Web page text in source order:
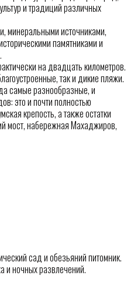
и традиций различных
минеральными источниками,
памятниками и
на двадцать километров.
так и дикие пляжи.
самые разнообразные, и
это и почти полностью
крепость, а также остатки
мост, набережная Махаджиров,
сад и обезьяний питомник.
и ночных развлечений.